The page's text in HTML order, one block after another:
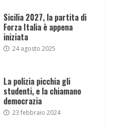
Sicilia 2027, la partita di
Forza Italia è appena
iniziata
24 agosto 2025
La polizia picchia gli
studenti, e la chiamano
democrazia
23 febbraio 2024